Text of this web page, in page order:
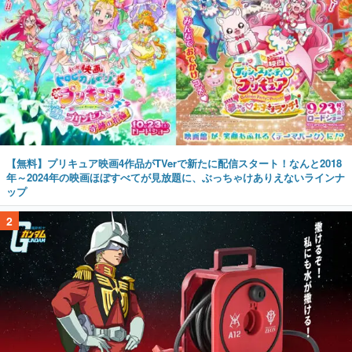
【無料】プリキュア映画4作品がTVerで新たに配信スタート！なんと2018
年～2024年の映画ほぼすべてが見放題に、ぶっちゃけありえないラインナ
ップ
2